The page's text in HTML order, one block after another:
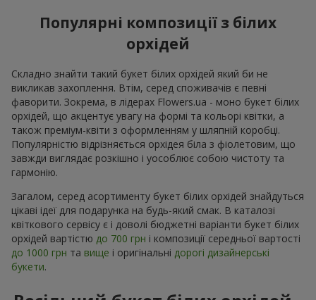
Популярні композиції з білих
орхідей
Складно знайти такий букет білих орхідей який би не
викликав захоплення. Втім, серед споживачів є певні
фаворити. Зокрема, в лідерах Flowers.ua - моно букет білих
орхідей, що акцентує увагу на формі та кольорі квітки, а
також преміум-квіти з оформленням у шляпній коробці.
Популярністю відрізняється орхідея біла з фіолетовим, що
завжди виглядає розкішно і уособлює собою чистоту та
гармонію.
Загалом, серед асортименту букет білих орхідей знайдуться
цікаві ідеї для подарунка на будь-який смак. В каталозі
квіткового сервісу є і доволі бюджетні варіанти букет білих
орхідей вартістю до 700 грн і композиції середньої вартості
до 1000 грн та вище і оригінальні дорогі дизайнерські
букети.